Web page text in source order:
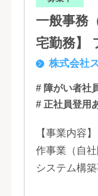
一般事務
株式会社
# 障がい者社
# 正社員登用
【事業内容
作事業（自
システム構